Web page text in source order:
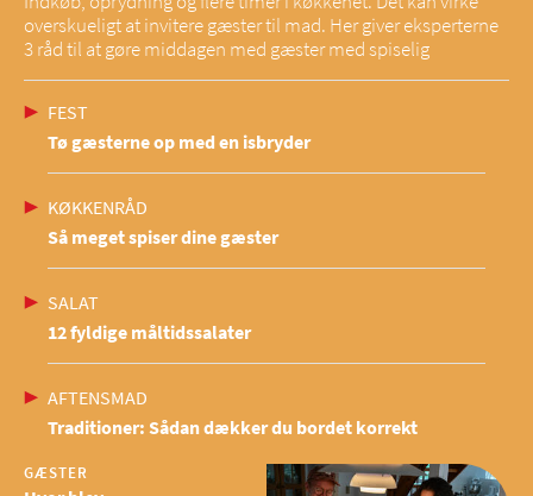
overskueligt at invitere gæster til mad. Her giver eksperterne
3 råd til at gøre middagen med gæster med spiselig
FEST
Tø gæsterne op med en isbryder
KØKKENRÅD
Så meget spiser dine gæster
SALAT
12 fyldige måltidssalater
AFTENSMAD
Traditioner: Sådan dækker du bordet korrekt
GÆSTER